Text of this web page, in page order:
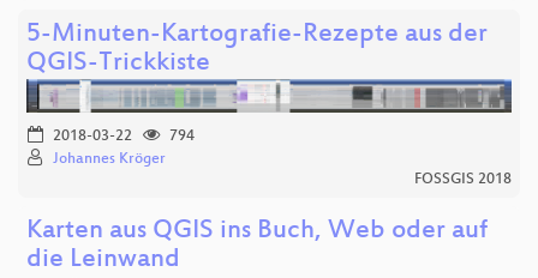
5-Minuten-Kartografie-Rezepte aus der
QGIS-Trickkiste
2018-03-22
794
Johannes Kröger
FOSSGIS 2018
Karten aus QGIS ins Buch, Web oder auf
die Leinwand